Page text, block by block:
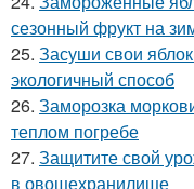
сезонный фрукт на
25. Засуши свои
экологичный способ
26. Заморозка
теплом погребе
27. Защитите свой
в овощехранилище